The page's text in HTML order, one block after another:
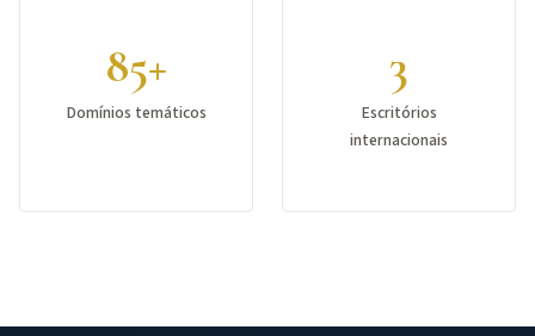
85+
Domínios temáticos
3
Escritórios
internacionais